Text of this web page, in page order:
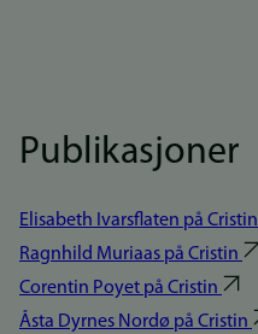
Publikasjoner
Elisabeth Ivarsflaten på Cristin
Ragnhild Muriaas på Cristin
Corentin Poyet på Cristin
Åsta Dyrnes Nordø på Cristin